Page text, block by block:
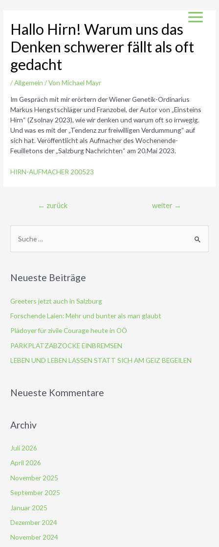
springen
Main
Menu
Hallo Hirn! Warum uns das
Denken schwerer fällt als oft
gedacht
/Allgemein / VonMichael Mayr
Im Gespräch mit mir erörtern der Wiener Genetik-Ordinarius
Markus Hengstschläger und Franzobel, der Autor von „Einsteins
Hirn“ (Zsolnay 2023), wie wir denken und warum oft so irrwegig.
Und was es mit der „Tendenz zur freiwilligen Verdummung“ auf
sich hat. Veröffentlicht als Aufmacher des Wochenende-
Feuilletons der „Salzburg Nachrichten“ am 20.Mai 2023.
HIRN-AUFMACHER 200523
Beitragsnavigation
← zurück weiter →
n
h
:
Neueste Beiträge
Greeters jetzt auch in Salzburg
Forschende Laien: Mehr und bunter als man glaubt
Plädoyer für zivile Courage heute in OÖ
PARKPLATZABZOCKE EINBREMSEN
LEBEN UND LEBEN LASSEN STATT SICH AM GEIZ BEGEILEN
Neueste Kommentare
Archiv
Juli 2026
April 2026
November 2025
September 2025
Januar 2025
Dezember 2024
November 2024